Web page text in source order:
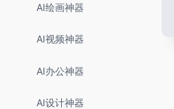
AI绘画神器
AI视频神器
AI办公神器
AI设计神器